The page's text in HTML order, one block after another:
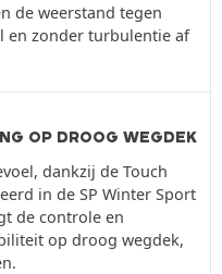
de weerstand tegen
en zonder turbulentie af
OP DROOG WEGDEK
dankzij de Touch
in de SP Winter Sport
de controle en
op droog wegdek,